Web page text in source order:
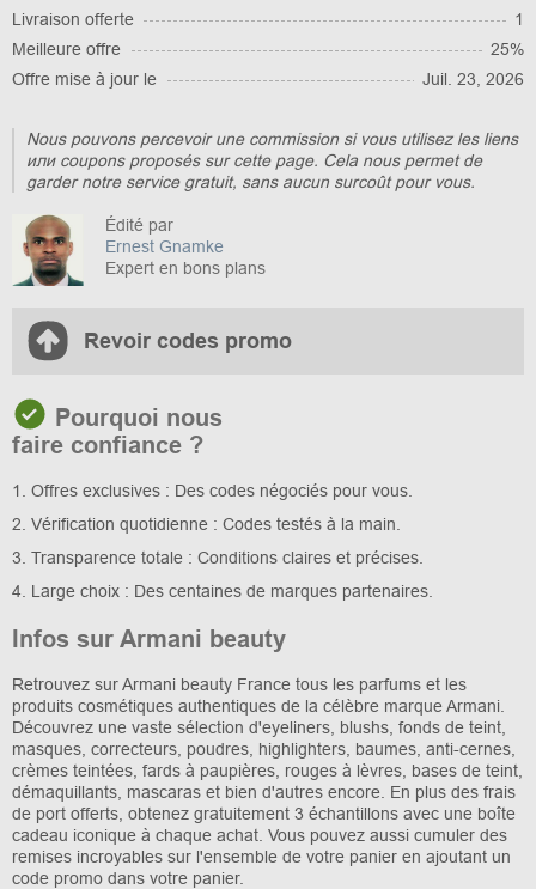
Livraison offerte
1
Meilleure offre
25%
Offre mise à jour le
Juil. 23, 2026
Nous pouvons percevoir une commission si vous utilisez les liens
или coupons proposés sur cette page. Cela nous permet de
garder notre service gratuit, sans aucun surcoût pour vous.
Édité par
Ernest Gnamke
Expert en bons plans
Revoir codes promo
Pourquoi nous
faire confiance ?
1. Offres exclusives : Des codes négociés pour vous.
2. Vérification quotidienne : Codes testés à la main.
3. Transparence totale : Conditions claires et précises.
4. Large choix : Des centaines de marques partenaires.
Infos sur Armani beauty
Retrouvez sur Armani beauty France tous les parfums et les
produits cosmétiques authentiques de la célèbre marque Armani.
Découvrez une vaste sélection d'eyeliners, blushs, fonds de teint,
masques, correcteurs, poudres, highlighters, baumes, anti-cernes,
crèmes teintées, fards à paupières, rouges à lèvres, bases de teint,
démaquillants, mascaras et bien d'autres encore. En plus des frais
de port offerts, obtenez gratuitement 3 échantillons avec une boîte
cadeau iconique à chaque achat. Vous pouvez aussi cumuler des
remises incroyables sur l'ensemble de votre panier en ajoutant un
code promo dans votre panier.